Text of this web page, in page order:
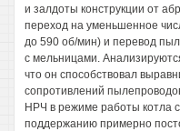
и залдоты конструкции от
переход на уменьшенное
до 590 об/мин) и перевод
с мельницами.
что он способствовал
сопротивлений
НРЧ в режиме работы котла
поддержанию примерно